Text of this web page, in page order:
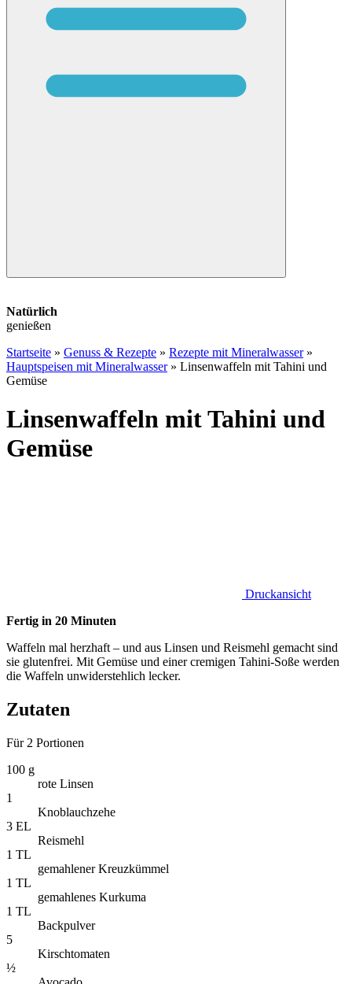
Natürlich
genießen
Startseite » Genuss & Rezepte » Rezepte mit Mineralwasser»
Hauptspeisen mit Mineralwasser» Linsenwaffeln mit Tahini und
Gemüse
Linsenwaffeln mit Tahini und
Gemüse
Druckansicht
Fertig in 20 Minuten
Waffeln mal herzhaft – und aus Linsen und Reismehl gemacht sind
sie glutenfrei. Mit Gemüse und einer cremigen Tahini-Soße werden
die Waffeln unwiderstehlich lecker.
Zutaten
Für 2 Portionen
100 g
rote Linsen
1
Knoblauchzehe
3 EL
Reismehl
1 TL
gemahlener Kreuzkümmel
1 TL
gemahlenes Kurkuma
1 TL
Backpulver
5
Kirschtomaten
½